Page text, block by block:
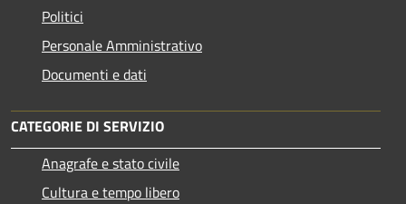
Politici
Personale Amministrativo
Documenti e dati
CATEGORIE DI SERVIZIO
Anagrafe e stato civile
Cultura e tempo libero